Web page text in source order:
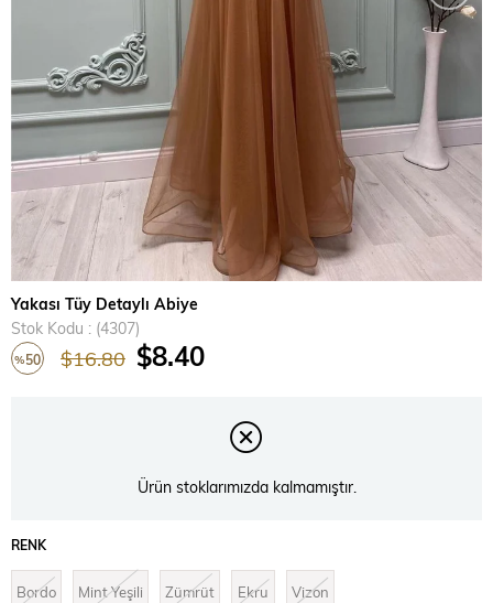
Yakası Tüy Detaylı Abiye
Stok Kodu
(4307)
%50 $16.80 $8.40
Ürün stoklarımızda kalmamıştır.
RENK
Bordo Mint Yeşili Zümrüt Ekru Vizon